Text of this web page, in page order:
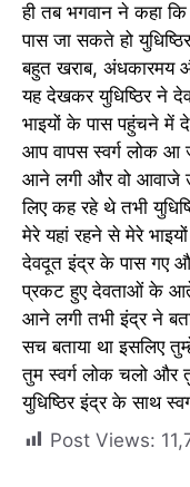
ही तब भगवान ने कहा
पास जा सकते हो
बहुत खराब, अंधकारमय
यह देखकर युधिष्ठिर ने
भाइयों के पास पहुंचने में
आप वापस स्वर्ग लोक आ
आने लगी और वो आवाजे
लिए कह रहे थे तभी
मेरे यहां रहने से मेरे
देवदूत इंद्र के पास गए और
प्रकट हुए देवताओं के
आने लगी तभी इंद्र ने
सच बताया था इसलिए
तुम स्वर्ग लोक चलो और
युधिष्ठिर इंद्र के साथ
Post Views: